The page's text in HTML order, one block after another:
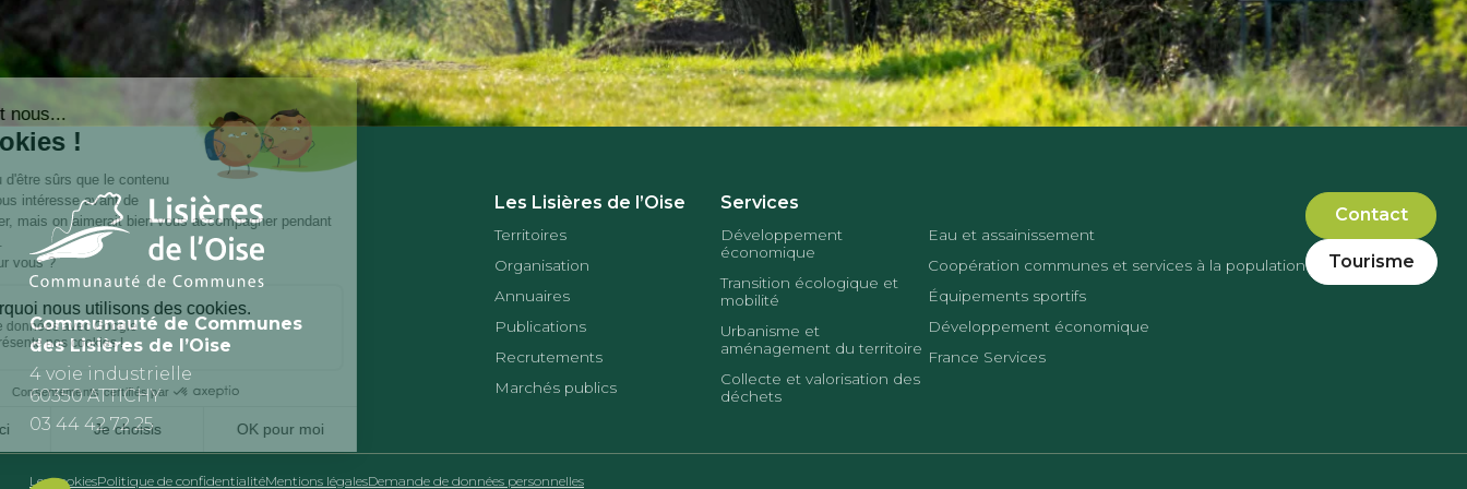
Communauté de Communes
des Lisières de l’Oise
4 voie industrielle
60350 ATTICHY
03 44 42 72 25
Les Lisières de l’Oise
Territoires
Organisation
Annuaires
Publications
Recrutements
Marchés publics
Services
Développement
économique
Transition écologique et
mobilité
Urbanisme et
aménagement du territoire
Collecte et valorisation des
déchets
Eau et assainissement
Coopération communes et services à la population
Équipements sportifs
Développement économique
France Services
Contact
Tourisme
Les cookiesPolitique de confidentialitéMentions légalesDemande de données personnelles